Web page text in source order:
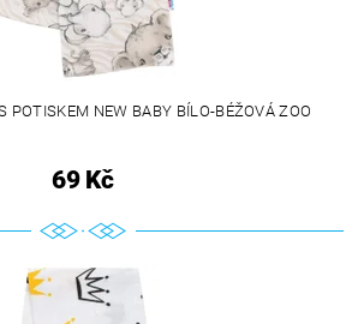
POTISKEM NEW BABY BÍLO-BÉŽOVÁ ZOO
69 Kč